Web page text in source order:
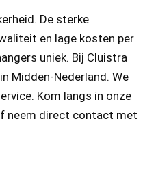
De sterke
en lage kosten per
uniek. Bij Cluistra
Midden-Nederland. We
Kom langs in onze
neem direct contact met